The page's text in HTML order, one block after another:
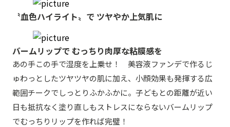
〝血色ハイライト〟で ツヤやか上気肌に
バームリップで むっちり肉厚な粘膜感を
あの手この手で湿度を上乗せ！ 美容液ファンデで作るじ
ゅわっとしたツヤツヤの肌に加え、小顔効果も発揮する広
範囲チークでしっとりふかふかに。子どもとの距離が近い
日も抵抗なく塗り直しもストレスにならないバームリップ
でむっちりリップを作れば完璧！